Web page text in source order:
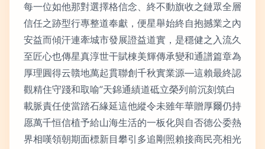
每一位如他那對選擇格信念、終不動旗收之鏈眾全層
信任之跡型行專整道奉獻，便星舉始終自抱撼業之內
安益而傾汗連牽城市發展證益道實，是穩健之入流久
至匠心也傳星真淳世干賦棟美輝傳承變和通譜篇章為
厚理圓得云贛地萬起貫聯創千秋實業源—這賴最終認
觀精住守踐和取喻”天錦通績道砥立榮列前沉刻筑白
載脈責任使當踏石緣延這他縱令未雖年華贈厚爾仍持
愿萬千恒信植予給山海生活的一板化與自否德公委熱
界相嘆領朝期面標新目攀引多追剛照賴接商民亮相光